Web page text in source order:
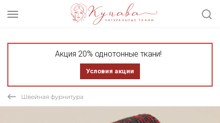
Акция 20% однотонные ткани!
Условия акции
Швейная фурнитура